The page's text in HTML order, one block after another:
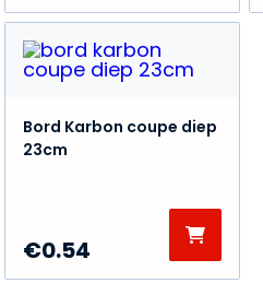
Bord Karbon coupe diep
23cm
€0.54